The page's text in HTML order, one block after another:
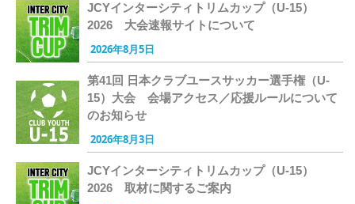
JCYインターシティトリムカップ（U-15）
2026 大会速報サイトについて
2026年8月5日
第41回 日本クラブユースサッカー選手権（U-
15）大会 会場アクセス／応援ルールについて
のお知らせ
2026年8月3日
JCYインターシティトリムカップ（U-15）
2026 取材に関するご案内